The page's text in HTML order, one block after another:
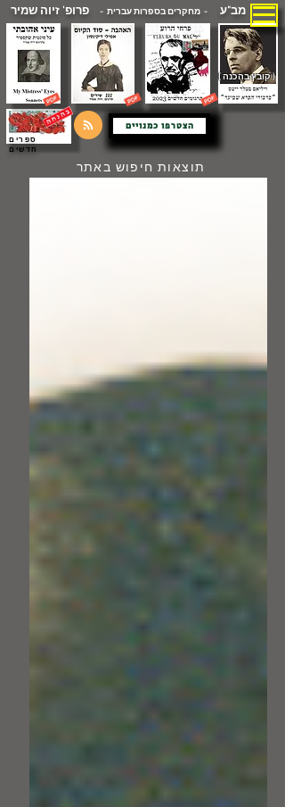
מב"ע - מחקרים בספרות עברית -פרופ' זיוה שמיר
( קובץ בהכנה )
הצטרפו כמנויים
ספרים
חדשים
תוצאות חיפוש באתר